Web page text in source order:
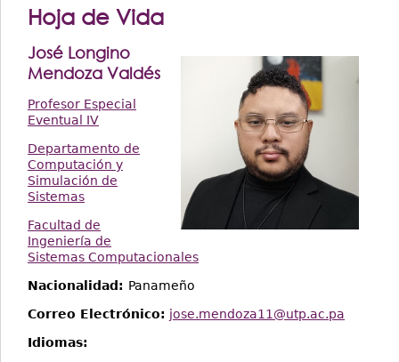
Hoja de Vida
José Longino
Mendoza Valdés
Profesor Especial
Eventual IV
Departamento de
Computación y
Simulación de
Sistemas
Facultad de
Ingeniería de
Sistemas Computacionales
Nacionalidad: Panameño
Correo Electrónico: jose.mendoza11@utp.ac.pa
Idiomas: